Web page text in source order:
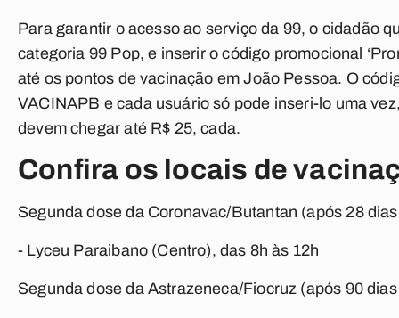
Para garantir o acesso ao serviço da 99, o cidadão
categoria 99 Pop, e inserir o código promocional
até os pontos de vacinação em João Pessoa. O
VACINAPB e cada usuário só pode inseri-lo uma
devem chegar até R$ 25, cada.
Confira os locais de
Segunda dose da Coronavac/Butantan (após 28 dias
- Lyceu Paraibano (Centro), das 8h às 12h
Segunda dose da Astrazeneca/Fiocruz (após 90 dias